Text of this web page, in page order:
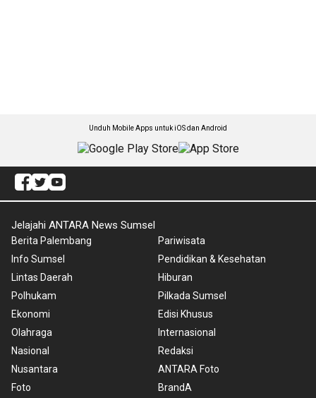
Unduh Mobile Apps untuk iOS dan Android
Jelajahi ANTARA News Sumsel
Berita Palembang
Info Sumsel
Lintas Daerah
Polhukam
Ekonomi
Olahraga
Nasional
Nusantara
Foto
Pariwisata
Pendidikan & Kesehatan
Hiburan
Pilkada Sumsel
Edisi Khusus
Internasional
Redaksi
ANTARA Foto
BrandA